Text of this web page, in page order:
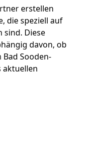
erstellen
die speziell auf
sind. Diese
davon, ob
Sooden-
aktuellen